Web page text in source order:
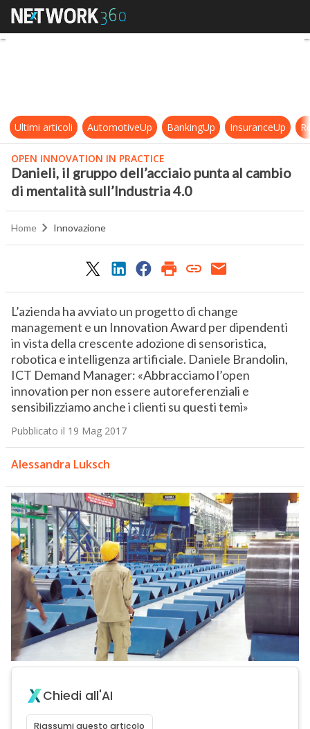
Danieli, il gruppo dell’acciaio
Ultimi articoli AutomotiveUp BankingUp InsuranceUp
OPEN INNOVATION IN PRACTICE
Danieli, il gruppo dell’acciaio punta al cambio
di mentalità sull’Industria 4.0
Home Innovazione
L’azienda ha avviato un progetto di change
management e un Innovation Award per dipendenti
in vista della crescente adozione di sensoristica,
robotica e intelligenza artificiale. Daniele Brandolin,
ICT Demand Manager: «Abbracciamo l’open
innovation per non essere autoreferenziali e
sensibilizziamo anche i clienti su questi temi»
Pubblicato il 19 Mag 2017
Alessandra Luksch
Chiedi all'AI
Riassumi questo articolo